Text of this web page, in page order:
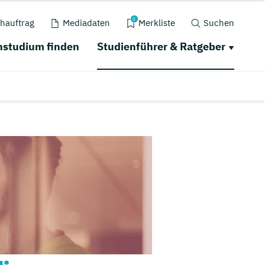
Mediadaten 0 Merkliste Suchen
finden Studienführer & Ratgeber